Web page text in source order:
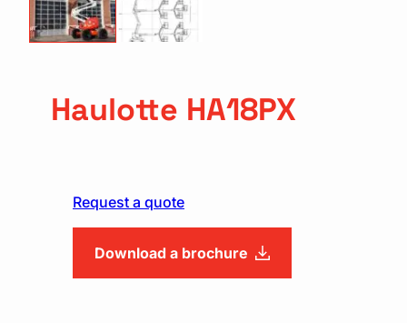
Haulotte HA18PX
Request a quote
Download a brochure